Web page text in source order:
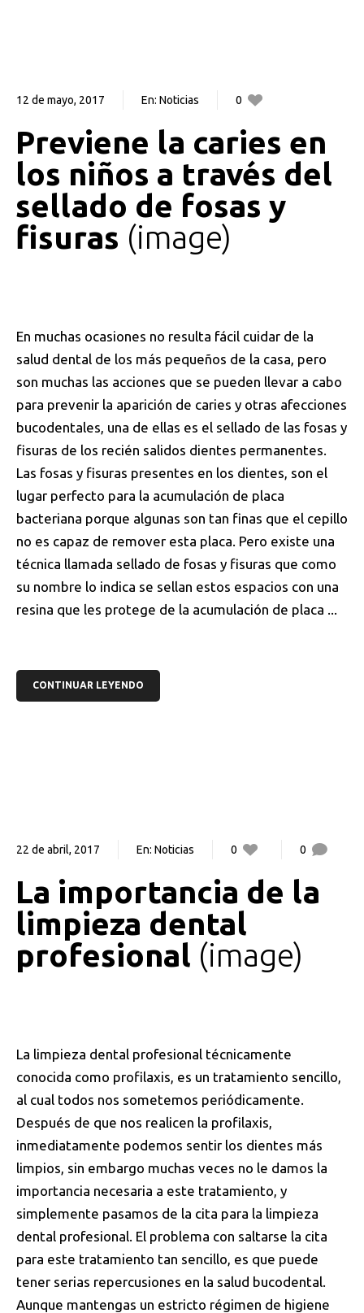
12 de mayo, 2017 En: Noticias
0
Previene la caries en
los niños a través del
sellado de fosas y
fisuras
image
En muchas ocasiones no resulta fácil cuidar de la
salud dental de los más pequeños de la casa, pero
son muchas las acciones que se pueden llevar a cabo
para prevenir la aparición de caries y otras afecciones
bucodentales, una de ellas es el sellado de las fosas y
fisuras de los recién salidos dientes permanentes.
Las fosas y fisuras presentes en los dientes, son el
lugar perfecto para la acumulación de placa
bacteriana porque algunas son tan finas que el cepillo
no es capaz de remover esta placa. Pero existe una
técnica llamada sellado de fosas y fisuras que como
su nombre lo indica se sellan estos espacios con una
resina que les protege de la acumulación de placa ...
CONTINUAR LEYENDO
22 de abril, 2017 En: Noticias 0 0
La importancia de la
limpieza dental
profesional image
La limpieza dental profesional técnicamente
conocida como profilaxis, es un tratamiento sencillo,
al cual todos nos sometemos periódicamente.
Después de que nos realicen la profilaxis,
inmediatamente podemos sentir los dientes más
limpios, sin embargo muchas veces no le damos la
importancia necesaria a este tratamiento, y
simplemente pasamos de la cita para la limpieza
dental profesional. El problema con saltarse la cita
para este tratamiento tan sencillo, es que puede
tener serias repercusiones en la salud bucodental.
Aunque mantengas un estricto régimen de higiene